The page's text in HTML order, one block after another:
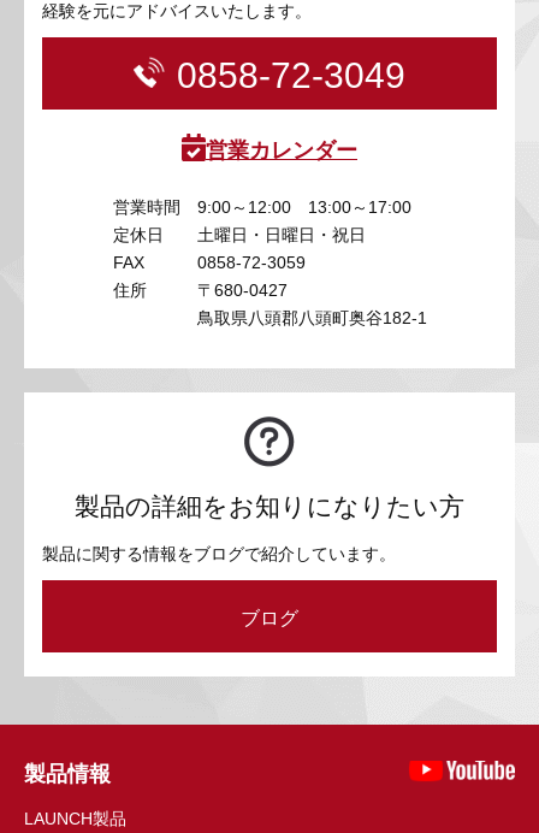
経験を元にアドバイスいたします。
0858-72-3049
営業カレンダー
営業時間
9:00～12:00 13:00～17:00
定休日
土曜日・日曜日・祝日
FAX
0858-72-3059
住所
〒680-0427
鳥取県八頭郡八頭町奥谷182-1
製品の詳細をお知りになりたい方
製品に関する情報をブログで紹介しています。
ブログ
製品情報
LAUNCH製品